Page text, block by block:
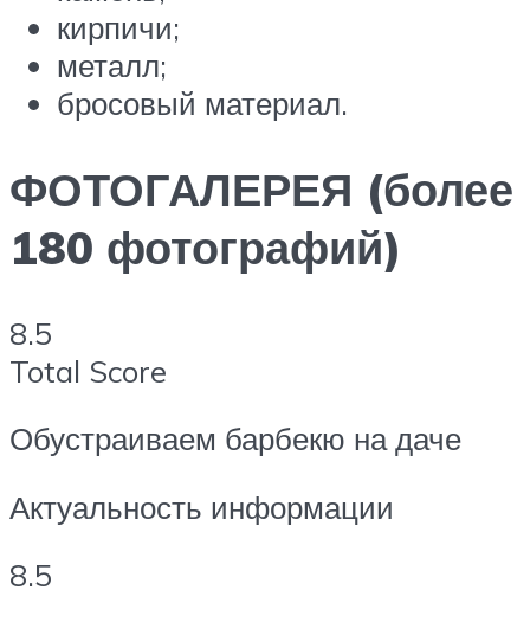
кирпичи;
металл;
бросовый материал.
ФОТОГАЛЕРЕЯ (более
180 фотографий)
8.5
Total Score
Обустраиваем барбекю на даче
Актуальность информации
8.5